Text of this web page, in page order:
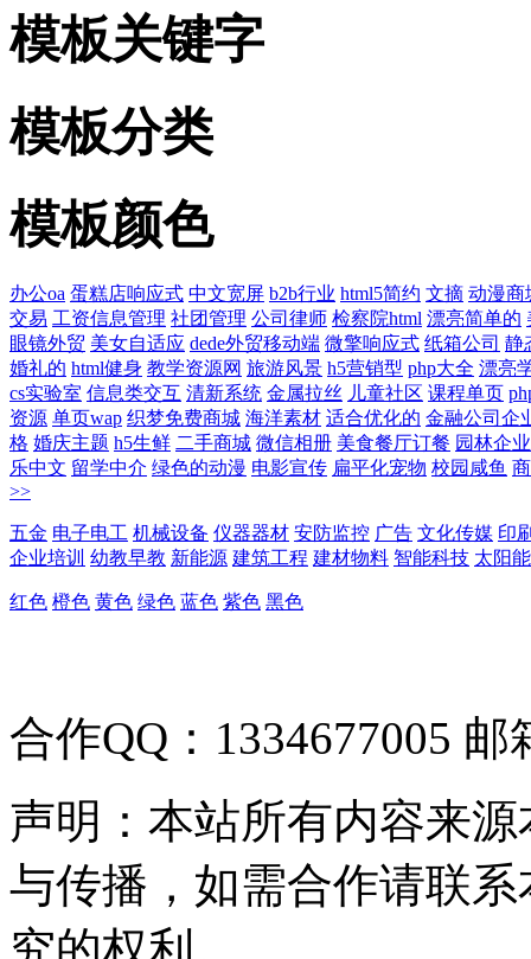
模板关键字
模板分类
模板颜色
办公oa 蛋糕店响应式 中文宽屏 b2b行业 html5简约 文摘 动漫商
交易 工资信息管理 社团管理 公司律师 检察院html 漂亮简单的
眼镜外贸 美女自适应 dede外贸移动端 微擎响应式 纸箱公司 静
婚礼的 html健身 教学资源网 旅游风景 h5营销型 php大全 漂亮
cs实验室 信息类交互 清新系统 金属拉丝 儿童社区 课程单页
资源 单页wap 织梦免费商城 海洋素材 适合优化的 金融公司企
格 婚庆主题 h5生鲜 二手商城 微信相册 美食餐厅订餐 园林企业
乐中文 留学中介 绿色的动漫 电影宣传 扁平化宠物 校园咸鱼
>>
五金 电子电工 机械设备 仪器器材 安防监控 广告 文化传媒 印
企业培训 幼教早教 新能源 建筑工程 建材物料 智能科技 太阳
红色 橙色 黄色 绿色 蓝色 紫色 黑色
合作QQ：1334677005 邮
声明：本站所有内容来
与传播，如需合作请联